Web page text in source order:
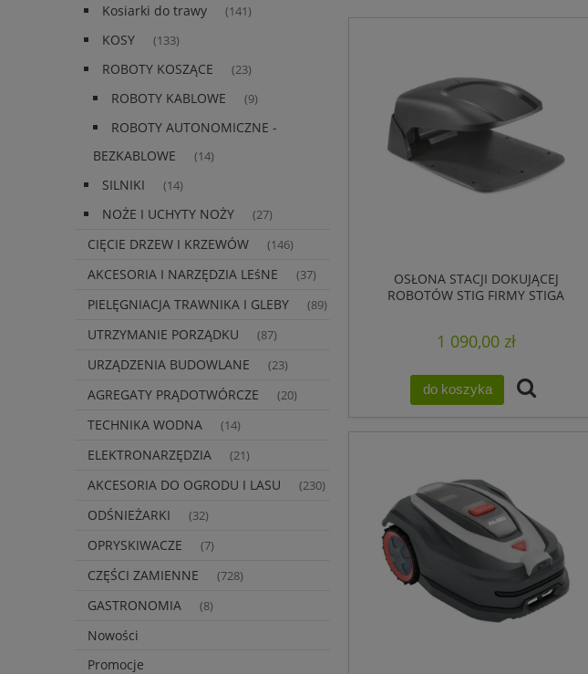
Kosiarki do trawy (141)
KOSY (133)
ROBOTY KOSZĄCE (23)
ROBOTY KABLOWE (9)
ROBOTY AUTONOMICZNE -
BEZKABLOWE
(14)
SILNIKI (14)
NOŻE I UCHYTY NOŻY (27)
CIĘCIE DRZEW I KRZEWÓW (146)
AKCESORIA I NARZĘDZIA LEśNE (37)
PIELĘGNIACJA TRAWNIKA I GLEBY (89)
UTRZYMANIE PORZĄDKU (87)
URZĄDZENIA BUDOWLANE (23)
AGREGATY PRĄDOTWÓRCZE (20)
TECHNIKA WODNA (14)
ELEKTRONARZĘDZIA (21)
AKCESORIA DO OGRODU I LASU (230)
ODŚNIEŻARKI (32)
OPRYSKIWACZE (7)
CZĘŚCI ZAMIENNE (728)
GASTRONOMIA (8)
Nowości
Promocje
OSŁONA STACJI DOKUJĄCEJ
ROBOTÓW STIG FIRMY STIGA
1 090,00 zł
do koszyka